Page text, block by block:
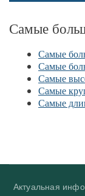
Самые
Самые
Самые
Самые
Самые
Самые
Актуальная